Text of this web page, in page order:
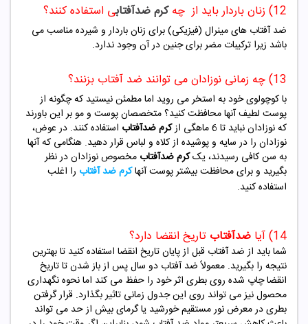
12) زنان باردار باید از چه کرم ضدآفتابی استفاده کنند؟
ضد آفتاب های مینرال (فیزیکی) برای زنان باردار و شیرده مناسب می
باشد زیرا ترکیبات مضر برای جنین در آن وجود ندارد.
13) چه زمانی نوزادان می توانند ضد آفتاب بزنند؟
با کوچولوی خود به استخر می روید اما مطمئن نیستید که چگونه از
پوست لطیف آنها محافظت کنید؟ متخصصان پوست و مو بر این باورند
که نوزادان نباید تا 6 ماهگی از
کرم ضدآفتاب استفاده کنند. در عوض،
نوزادان را در سایه و پوشیده از کلاه و لباس قرار دهید. هنگامی که آنها
به سن کافی رسیدند، یککرم ضدآفتاب مخصوص نوزادان در نظر
بگیرید و برای محافظت بیشتر پوست آنهاکرم ضد آفتاب را اغلب
استفاده کنید.
14) آیا ضدآفتاب تاریخ انقضا دارد؟
شما باید از ضد آفتاب قبل از پایان تاریخ انقضا استفاده کنید تا بهترین
نتیجه را بگیرید. معمولاً ضد آفتاب دو سال پس از باز شدن تا تاریخ
انقضا چاپ شده روی بطری اثر خود را حفظ می کند اما نحوه نگهداری
محصول نیز می تواند روی این جدول زمانی تاثیر بگذارد. قرار گرفتن
بطری در معرض نور مستقیم خورشید یا گرمای بیش از حد می تواند